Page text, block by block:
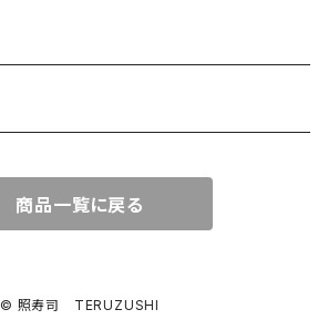
商品一覧に戻る
© 照寿司 TERUZUSHI